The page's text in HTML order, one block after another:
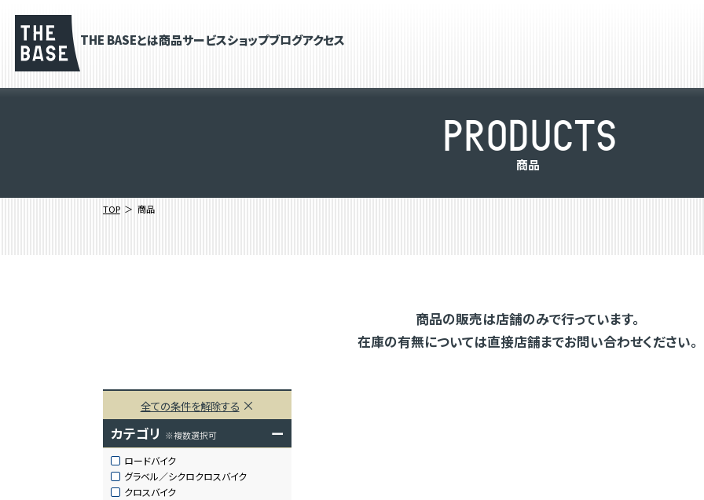
THE BASEとは商品サービスショップブログアクセス
PRODUCTS
商品
TOP 商品
商品の販売は店舗のみで行っています。
在庫の有無については直接店舗までお問い合わせください。
全ての条件を解除する
カテゴリ ※複数選択可 ー
ロードバイク
グラベル／シクロクロスバイク
クロスバイク